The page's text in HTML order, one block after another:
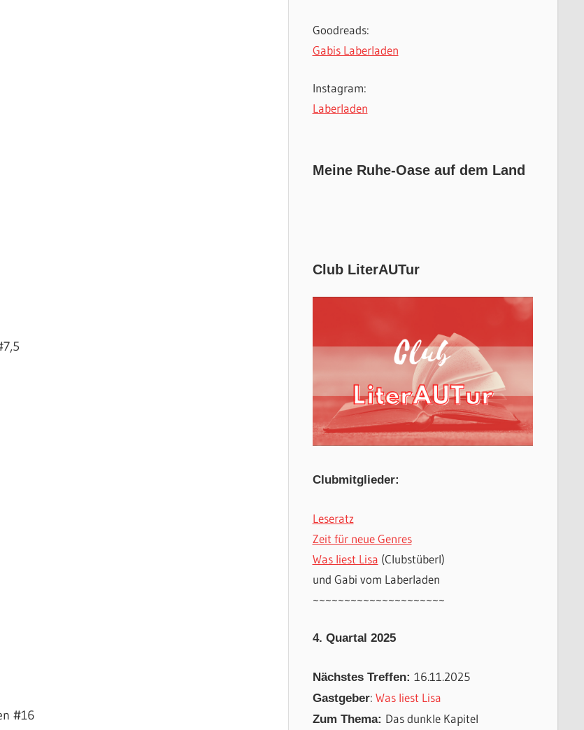
#16
Goodreads:
Gabis Laberladen
Instagram:
Laberladen
Meine Ruhe-Oase auf dem Land
Club LiterAUTur
Clubmitglieder:
Leseratz
Zeit für neue Genres
Was liest Lisa (Clubstüberl)
und Gabi vom Laberladen
~~~~~~~~~~~~~~~~~~~~~
4. Quartal 2025
Nächstes Treffen: 16.11.2025
Gastgeber: Was liest Lisa
Zum Thema: Das dunkle Kapitel